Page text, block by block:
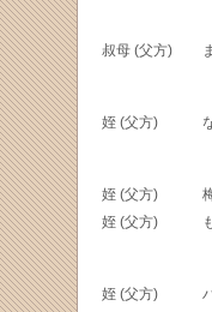
叔母 (父方)
姪 (父方)
姪 (父方)
姪 (父方)
姪 (父方)